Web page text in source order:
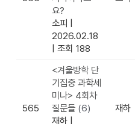
요?
소피
2026.02.18
조회 188
565
<겨울방학 단
기집중 과학세
미나> 4회차
질문들 (6)
재하
재하